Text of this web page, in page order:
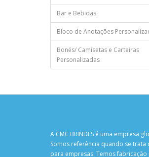
Bar e Bebidas
Bloco de Anotações
Bonés/ Camisetas e Carteiras
Personalizadas
A CMC BRINDES é uma empresa
Somos referência quando se
para empresas. Temos